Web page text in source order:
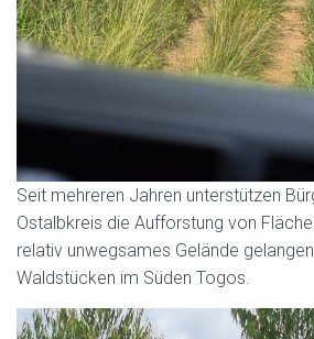
Seit mehreren Jahren unterstützen
Ostalbkreis die Aufforstung von
relativ unwegsames Gelände
Waldstücken im Süden Togos.